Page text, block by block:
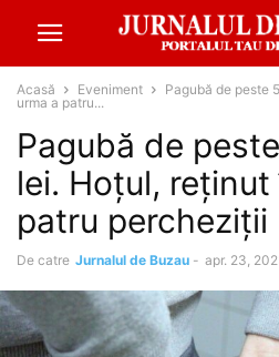
Acasă Eveniment
Pagubă de peste
urma a patru...
Pagubă de
lei. Hoțul, reținut
patru percheziții
De catre Jurnalul de Buzau - apr. 23,